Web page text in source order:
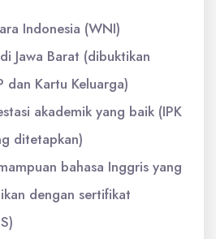
Indonesia (WNI)
Jawa Barat (dibuktikan
dan Kartu Keluarga)
akademik yang baik (IPK
ditetapkan)
bahasa Inggris yang
dengan sertifikat